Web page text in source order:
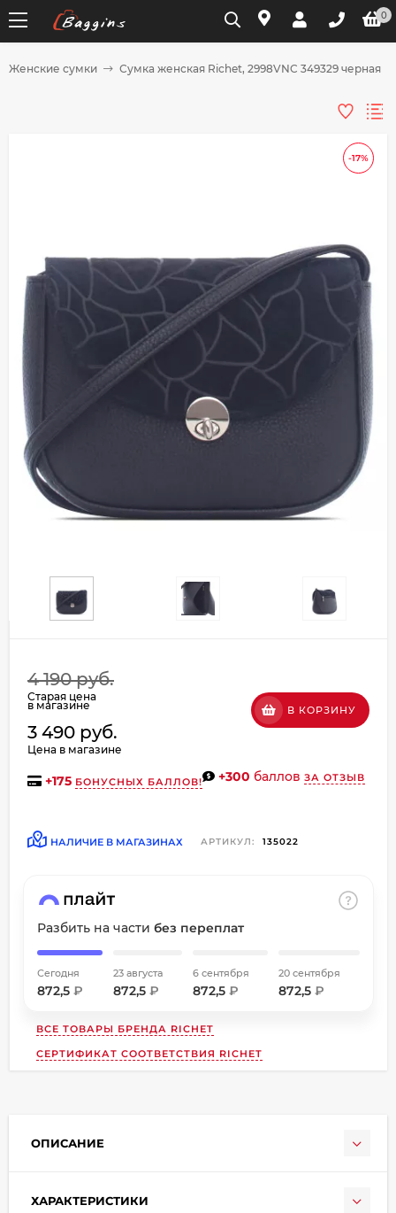
0
Женские сумки Сумка женская Richet, 2998VNC 349329 черная
-17%
4 190 руб.
Старая цена
в магазине
3 490 руб.
Цена в магазине
В КОРЗИНУ
+175 БОНУСНЫХ БАЛЛОВ! +300 баллов ЗА ОТЗЫВ
НАЛИЧИЕ В МАГАЗИНАХ АРТИКУЛ: 135022
Разбить на части без переплат
Сегодня
872,5 ₽
23 августа
872,5 ₽
6 сентября
872,5 ₽
20 сентября
872,5₽
ВСЕ ТОВАРЫ БРЕНДА RICHET
СЕРТИФИКАТ СООТВЕТСТВИЯ RICHET
ОПИСАНИЕ
ХАРАКТЕРИСТИКИ
График платежей
Добавляйте товары
Оплачивайте сегодня только
25% картой любого банка
Получайте товар
выбранный способом
списываться
по25
Подробнее
25
2 недели
8 800 302-02-51